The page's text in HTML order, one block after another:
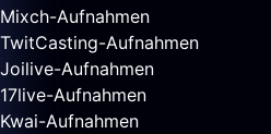
Mixch-Aufnahmen
TwitCasting-Aufnahmen
Joilive-Aufnahmen
17live-Aufnahmen
Kwai-Aufnahmen